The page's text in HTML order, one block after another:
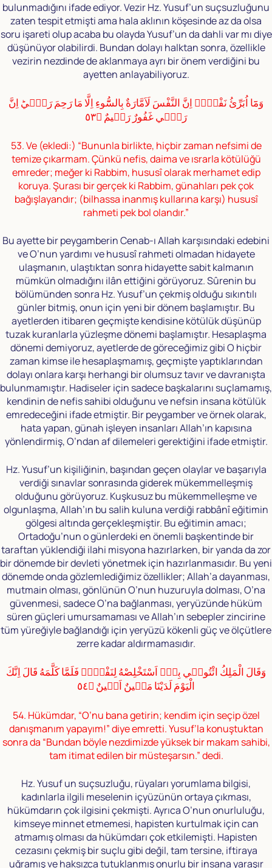
bulunmadığını ifade ediyor. Vezir Hz. Yusuf’un suçsuzluğunu
zaten tespit etmişti ama hala aklının köşesinde az da olsa
soru işareti olup acaba bu olayda Yusuf’un da dahli var mı diye
düşünüyor olabilirdi. Bundan dolayı halktan sonra, özellikle
vezirin nezdinde de aklanmaya ayrı bir önem verdiğini bu
ayetten anlayabiliyoruz.
وَمَٓا اُبَرِّئُ نَفْسٖيۚ اِنَّ النَّفْسَ لَاَمَّارَةٌ بِالسُّٓوءِ اِلَّا مَا رَحِمَ رَبّٖيؕ اِنَّ
رَبّٖي غَفُورٌ رَحٖيمٌ ﴿٥٣
53. Ve (ekledi:) “Bununla birlikte, hiçbir zaman nefsimi de
temize çıkarmam. Çünkü nefis, daima ve ısrarla kötülüğü
emreder; meğer ki Rabbim, hususî olarak merhamet edip
koruya. Şurası bir gerçek ki Rabbim, günahları pek çok
bağışlayandır; (bilhassa inanmış kullarına karşı) hususî
rahmeti pek bol olandır.”
Bu ayette bir peygamberin Cenab-ı Allah karşısındaki edebini
ve O’nun yardımı ve hususî rahmeti olmadan hidayete
ulaşmanın, ulaştıktan sonra hidayette sabit kalmanın
mümkün olmadığını ilân ettiğini görüyoruz. Sûrenin bu
bölümünden sonra Hz. Yusuf’un çekmiş olduğu sıkıntılı
günler bitmiş, onun için yeni bir dönem başlamıştır. Bu
ayetlerden itibaren geçmişte kendisine kötülük düşünüp
tuzak kuranlarla yüzleşme dönemi başlamıştır. Hesaplaşma
dönemi demiyoruz, ayetlerde de göreceğimiz gibi O hiçbir
zaman kimse ile hesaplaşmamış, geçmişte yaptıklarından
dolayı onlara karşı herhangi bir olumsuz tavır ve davranışta
bulunmamıştır. Hadiseler için sadece başkalarını suçlamamış,
kendinin de nefis sahibi olduğunu ve nefsin insana kötülük
emredeceğini ifade etmiştir. Bir peygamber ve örnek olarak,
hata yapan, günah işleyen insanları Allah’ın kapısına
yönlendirmiş, O’ndan af dilemeleri gerektiğini ifade etmiştir.
Hz. Yusuf’un kişiliğinin, başından geçen olaylar ve başarıyla
verdiği sınavlar sonrasında giderek mükemmelleşmiş
olduğunu görüyoruz. Kuşkusuz bu mükemmelleşme ve
olgunlaşma, Allah’ın bu salih kuluna verdiği rabbânî eğitimin
gölgesi altında gerçekleşmiştir. Bu eğitimin amacı;
Ortadoğu’nun o günlerdeki en önemli başkentinde bir
taraftan yüklendiği ilahi misyona hazırlarken, bir yanda da zor
bir dönemde bir devleti yönetmek için hazırlanmasıdır. Bu yeni
dönemde onda gözlemlediğimiz özellikler; Allah’a dayanması,
mutmain olması, gönlünün O’nun huzuruyla dolması, O’na
güvenmesi, sadece O’na bağlanması, yeryüzünde hüküm
süren güçleri umursamaması ve Allah’ın sebepler zincirine
tüm yüreğiyle bağlandığı için yeryüzü kökenli güç ve ölçütlere
zerre kadar aldırmamasıdır.
وَقَالَ الْمَلِكُ ائْتُونٖي بِهٖٓ اَسْتَخْلِصْهُ لِنَفْسٖيۚ فَلَمَّا كَلَّمَهُ قَالَ اِنَّكَ
الْيَوْمَ لَدَيْنَا مَكٖينٌ اَمٖينٌ ﴿٥٤
54. Hükümdar, “O’nu bana getirin; kendim için seçip özel
danışmanım yapayım!” diye emretti. Yusuf’la konuştuktan
sonra da “Bundan böyle nezdimizde yüksek bir makam sahibi,
tam itimat edilen bir müsteşarsın.” dedi.
Hz. Yusuf un suçsuzluğu, rüyaları yorumlama bilgisi,
kadınlarla ilgili meselenin içyüzünün ortaya çıkması,
hükümdarın çok ilgisini çekmişti. Ayrıca O’nun onurluluğu,
kimseye minnet etmemesi, hapisten kurtulmak için can
atmamış olması da hükümdarı çok etkilemişti. Hapisten
cezasını çekmiş bir suçlu gibi değil, tam tersine, iftiraya
uğramış ve haksızca tutuklanmış onurlu bir insana yaraşır